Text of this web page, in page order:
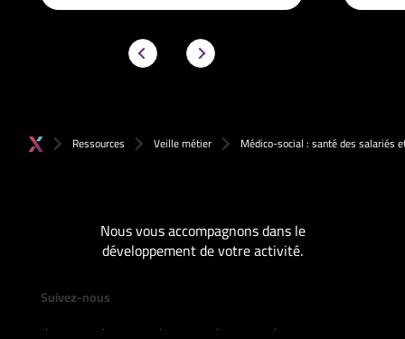
Ressources Veille métier Médico-social : santé des salariés
Nous vous accompagnons dans le
développement de votre activité.
Suivez-nous